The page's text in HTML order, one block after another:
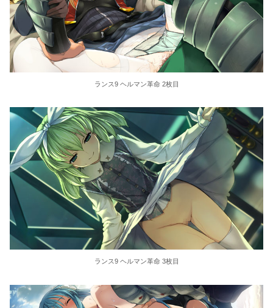
ランス9 ヘルマン革命 2枚目
ランス9 ヘルマン革命 3枚目